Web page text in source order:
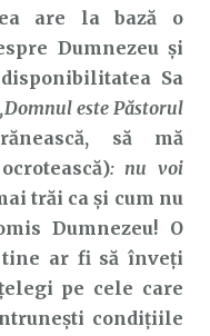
are la bază o
Dumnezeu și
Sa
este Păstorul
să mă
: nu voi
trăi ca și cum nu
Dumnezeu! O
tine ar fi să înveți
pe cele care
condițiile